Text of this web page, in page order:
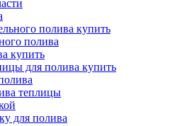
полива купить
полива
купить
для полива купить
теплицы
для полива